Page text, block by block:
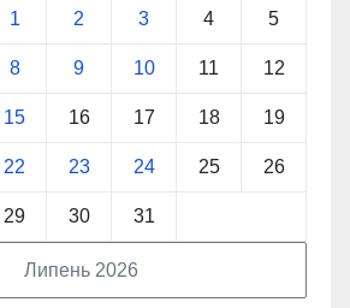
Липень 2026
1 2 3 4 5
8 9 10 11 12
15 16 17 18 19
22 23 24 25 26
29 30 31